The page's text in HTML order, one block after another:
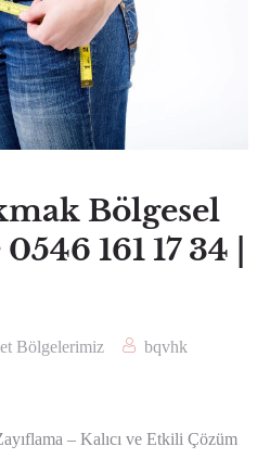
Bölgesel
161 17 34 |
Bölgelerimiz
bqvhk
– Kalıcı ve Etkili Çözüm